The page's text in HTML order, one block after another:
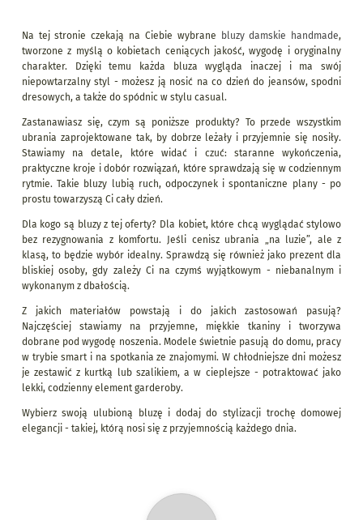
Na tej stronie czekają na Ciebie wybrane bluzy damskie handmade,
tworzone z myślą o kobietach ceniących jakość, wygodę i oryginalny
charakter. Dzięki temu każda bluza wygląda inaczej i ma swój
niepowtarzalny styl - możesz ją nosić na co dzień do jeansów, spodni
dresowych, a także do spódnic w stylu casual.
Zastanawiasz się, czym są poniższe produkty? To przede wszystkim
ubrania zaprojektowane tak, by dobrze leżały i przyjemnie się nosiły.
Stawiamy na detale, które widać i czuć: staranne wykończenia,
praktyczne kroje i dobór rozwiązań, które sprawdzają się w codziennym
rytmie. Takie bluzy lubią ruch, odpoczynek i spontaniczne plany - po
prostu towarzyszą Ci cały dzień.
Dla kogo są bluzy z tej oferty? Dla kobiet, które chcą wyglądać stylowo
bez rezygnowania z komfortu. Jeśli cenisz ubrania „na luzie”, ale z
klasą, to będzie wybór idealny. Sprawdzą się również jako prezent dla
bliskiej osoby, gdy zależy Ci na czymś wyjątkowym - niebanalnym i
wykonanym z dbałością.
Z jakich materiałów powstają i do jakich zastosowań pasują?
Najczęściej stawiamy na przyjemne, miękkie tkaniny i tworzywa
dobrane pod wygodę noszenia. Modele świetnie pasują do domu, pracy
w trybie smart i na spotkania ze znajomymi. W chłodniejsze dni możesz
je zestawić z kurtką lub szalikiem, a w cieplejsze - potraktować jako
lekki, codzienny element garderoby.
Wybierz swoją ulubioną bluzę i dodaj do stylizacji trochę domowej
elegancji - takiej, którą nosi się z przyjemnością każdego dnia.